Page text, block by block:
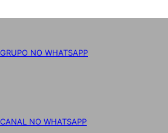
GRUPO NO WHATSAPP
CANAL NO WHATSAPP